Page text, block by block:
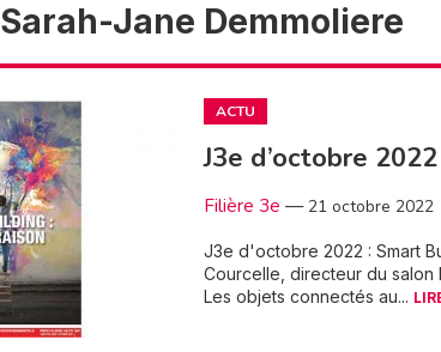
Sarah-Jane Demmoliere
ACTU
J3e d’octobre
Filière 3e — 21 octobre 2022
J3e d'octobre 2022 : Smart
Courcelle, directeur du salon
Les objets connectés au...